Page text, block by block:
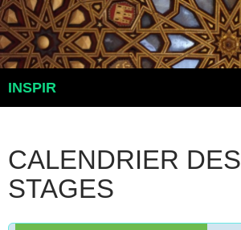
Aller
au
contenu
INSPIR
CALENDRIER DES
STAGES